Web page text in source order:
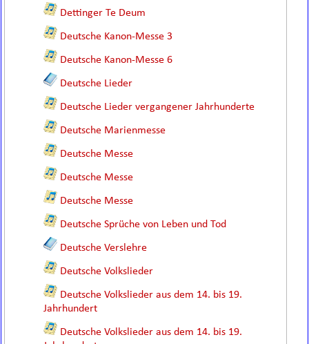
Dettinger Te Deum
Deutsche Kanon-Messe 3
Deutsche Kanon-Messe 6
Deutsche Lieder
Deutsche Lieder vergangener Jahrhunderte
Deutsche Marienmesse
Deutsche Messe
Deutsche Messe
Deutsche Messe
Deutsche Sprüche von Leben und Tod
Deutsche Verslehre
Deutsche Volkslieder
Deutsche Volkslieder aus dem 14. bis 19.
Jahrhundert
Deutsche Volkslieder aus dem 14. bis 19.